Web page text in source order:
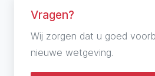
Vragen?
Wij zorgen dat u goed
nieuwe wetgeving.